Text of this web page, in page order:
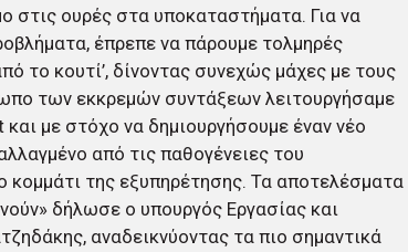
στις ουρές στα υποκαταστήματα. Για να
έπρεπε να πάρουμε τολμηρές
το κουτί’, δίνοντας συνεχώς μάχες με τους
των εκκρεμών συντάξεων λειτουργήσαμε
με στόχο να δημιουργήσουμε έναν νέο
από τις παθογένειες του
κομμάτι της εξυπηρέτησης. Τα αποτελέσματα
δήλωσε ο υπουργός Εργασίας και
αναδεικνύοντας τα πιο σημαντικά